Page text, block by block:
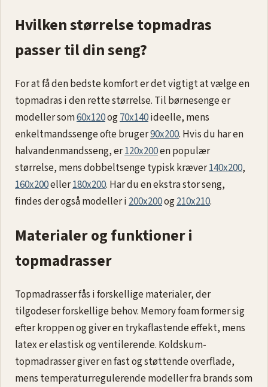
Hvilken størrelse topmadras
passer til din seng?
For at få den bedste komfort er det vigtigt at vælge en
topmadras i den rette størrelse. Til børnesenge er
modeller som60x120og70x140ideelle, mens
enkeltmandssenge ofte bruger90x200. Hvis du har en
halvandenmandsseng, er120x200en populær
størrelse, mens dobbeltsenge typisk kræver140x200,
160x200eller180x200. Har du en ekstra stor seng,
findes der også modeller i200x200og210x210.
Materialer og funktioner i
topmadrasser
Topmadrasser fås i forskellige materialer, der
tilgodeser forskellige behov. Memory foam former sig
efter kroppen og giver en trykaflastende effekt, mens
latex er elastisk og ventilerende. Koldskum-
topmadrasser giver en fast og støttende overflade,
mens temperaturregulerende modeller fra brands som